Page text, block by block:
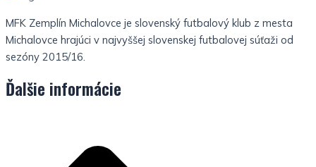
MFK Zemplín Michalovce je slovenský futbalový klub z mesta
Michalovce hrajúci v najvyššej slovenskej futbalovej súťaži od
sezóny 2015/16.
Ďalšie informácie